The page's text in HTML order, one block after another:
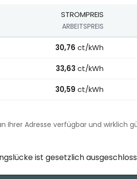
inklusive Boni, Stand 01.07.2026.
STROMPREIS
ARBEITSPREIS
30,76 ct/kWh
33,63 ct/kWh
30,59 ct/kWh
Ihrer Adresse verfügbar und wirklich
ist gesetzlich